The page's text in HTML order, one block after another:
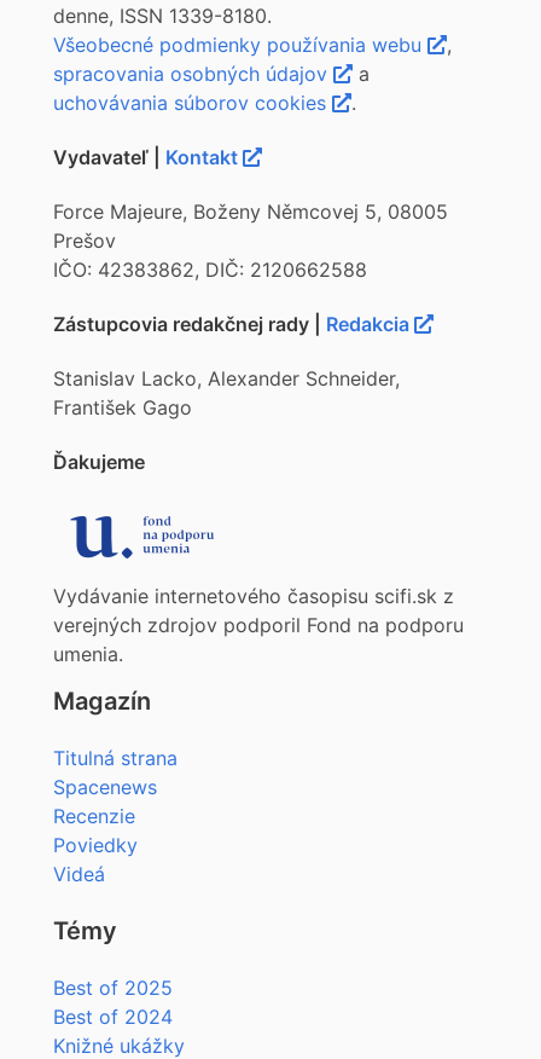
denne, ISSN 1339-8180.
Všeobecné podmienky používania webu
,
spracovania osobných údajov
a
uchovávania súborov cookies
.
Vydavateľ | Kontakt
Force Majeure, Boženy Němcovej 5, 08005
Prešov
IČO: 42383862, DIČ: 2120662588
Zástupcovia redakčnej rady | Redakcia
Stanislav Lacko, Alexander Schneider,
František Gago
Ďakujeme
Vydávanie internetového časopisu scifi.sk z
verejných zdrojov podporil Fond na podporu
umenia.
Magazín
Titulná strana
Spacenews
Recenzie
Poviedky
Videá
Témy
Best of 2025
Best of 2024
Knižné ukážky